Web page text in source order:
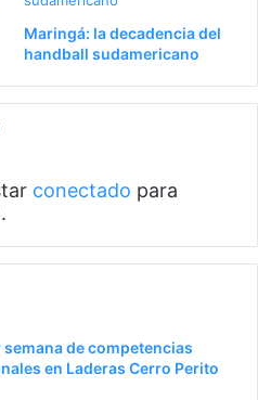
Maringá: la decadencia del
handball sudamericano
conectado para
semana de competencias
en Laderas Cerro Perito